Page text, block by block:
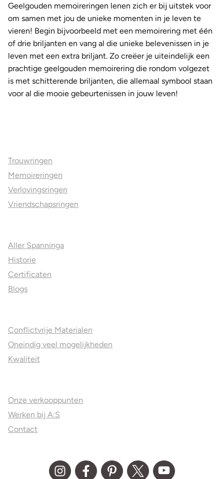
Geelgouden memoireringen lenen zich er bij uitstek voor
om samen met jou de unieke momenten in je leven te
vieren! Begin bijvoorbeeld met een memoirering met één
of drie briljanten en vang al die unieke belevenissen in je
leven met een extra briljant. Zo creëer je uiteindelijk een
prachtige geelgouden memoirering die rondom volgezet
is met schitterende briljanten, die allemaal symbool staan
voor al die mooie gebeurtenissen in jouw leven!
Trouwringen
Memoireringen
Verlovingsringen
Vriendschapsringen
Aller Spanninga
Historie
Certificaten
Blogs
Conflictvrije Materialen
Oneindig veel mogelijkheden
Kwaliteit
Onze verkooppunten
Werken bij A:S
Contact